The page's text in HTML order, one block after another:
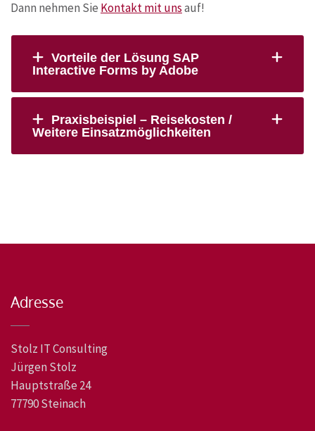
Dann nehmen Sie Kontakt mit unsauf!
Vorteile der Lösung SAP
Interactive Forms by Adobe
Praxisbeispiel – Reisekosten /
Weitere Einsatzmöglichkeiten
Adresse
Stolz IT Consulting
Jürgen Stolz
Hauptstraße 24
77790 Steinach